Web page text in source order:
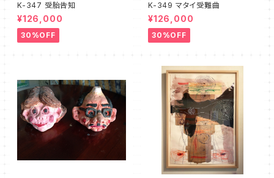
K-347 受胎告知
¥126,000
30%OFF
K-349 マタイ受難曲
¥126,000
30%OFF